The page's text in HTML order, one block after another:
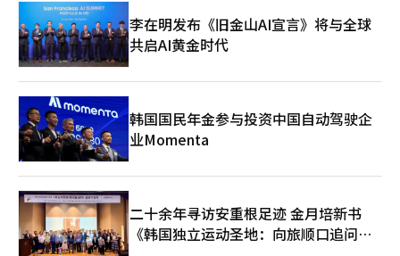
扩张可能导致供应过剩，但人工智能基础设施投资增加和先进封装
需求增长推动了硅片需求。国际半导体设备材料协会（SEMI）预
计今年全球硅片出货量将同比增长13%。※ 本报道经人工智能
（AI）系统翻译与编辑。
李在明发布《旧金山AI宣言》将与全球
共启AI黄金时代
韩国国民年金参与投资中国自动驾驶企
业Momenta
二十余年寻访安重根足迹 金月培新书
《韩国独立运动圣地：向旅顺口追问历